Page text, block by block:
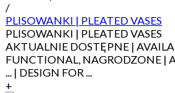
/
PLISOWANKI | PLEATED VASES
PLISOWANKI | PLEATED VASES
AKTUALNIE DOSTĘPNE |
FUNCTIONAL, NAGRODZONE |
... | DESIGN FOR ...
+